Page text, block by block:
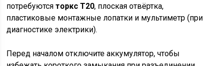
потребуютсяторкс T20, плоская отвёртка,
пластиковые монтажные лопатки и мультиметр (при
диагностике электрики).
Перед началом отключите аккумулятор, чтобы